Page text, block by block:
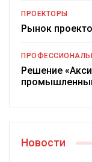
ПРОЕКТОРЫ
Рынок
Решение
Новости